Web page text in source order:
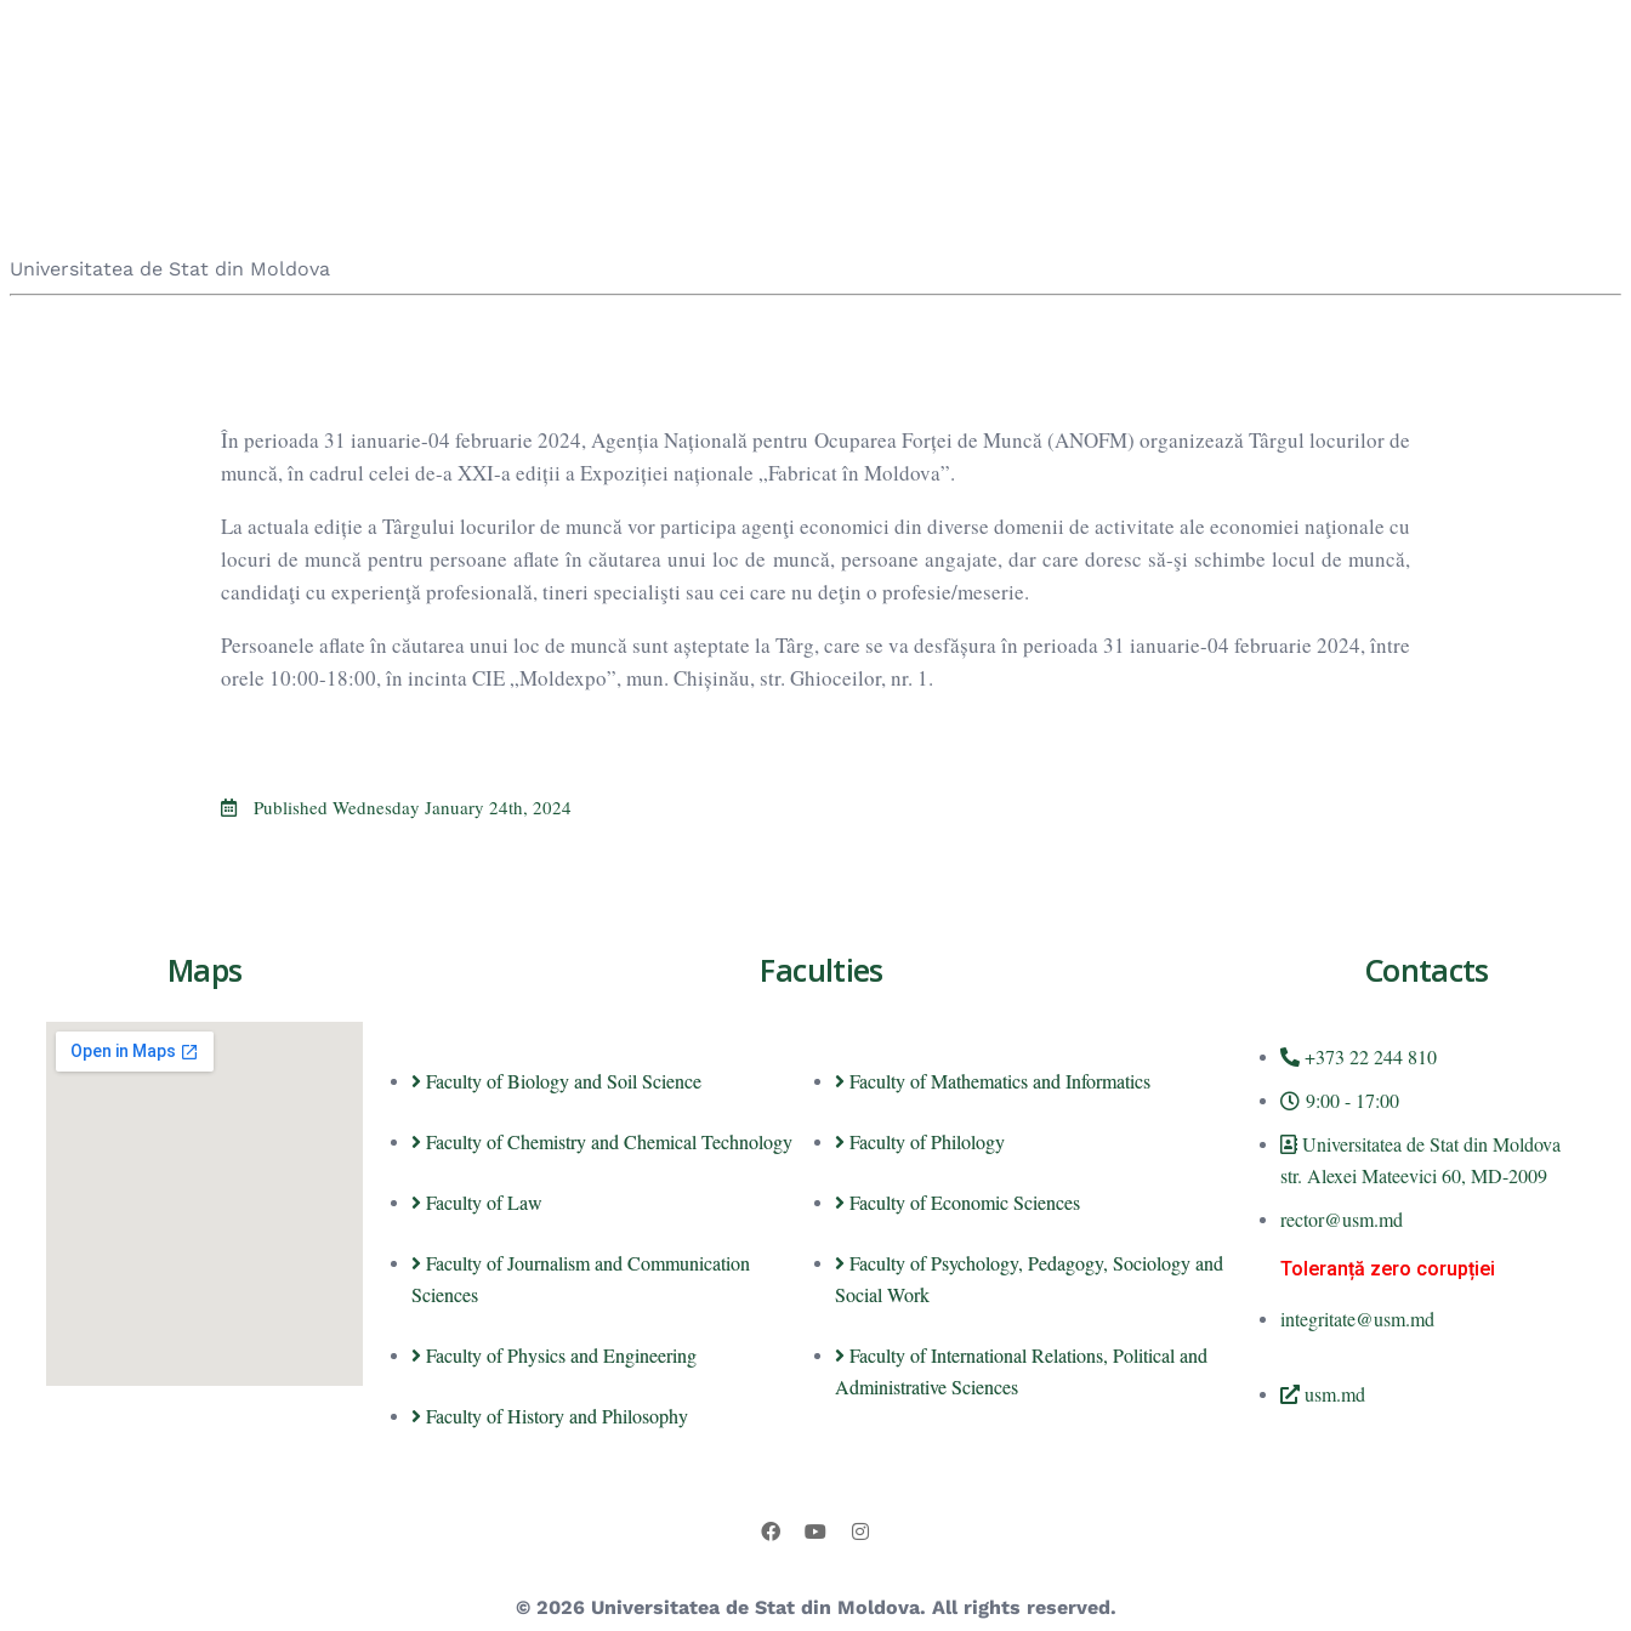
Universitatea de Stat din Moldova
În perioada 31 ianuarie-04 februarie 2024, Agenția Națională pentru Ocuparea Forței de Muncă (ANOFM) organizează Târgul locurilor de
muncă, în cadrul celei de-a XXI-a ediții a Expoziției naționale „Fabricat în Moldova”.
La actuala ediție a Târgului locurilor de muncă vor participa agenţi economici din diverse domenii de activitate ale economiei naţionale cu
locuri de muncă pentru persoane aflate în căutarea unui loc de muncă, persoane angajate, dar care doresc să-şi schimbe locul de muncă,
candidaţi cu experienţă profesională, tineri specialişti sau cei care nu deţin o profesie/meserie.
Persoanele aflate în căutarea unui loc de muncă sunt așteptate la Târg, care se va desfășura în perioada 31 ianuarie-04 februarie 2024, între
orele 10:00-18:00, în incinta CIE „Moldexpo”, mun. Chișinău, str. Ghioceilor, nr. 1.
Published Wednesday January 24th, 2024
Maps Faculties
Faculty of Biology and Soil Science
Faculty of Chemistry and Chemical Technology
Faculty of Law
Faculty of Journalism and Communication
Sciences
Faculty of Physics and Engineering
Faculty of History and Philosophy
Faculty of Mathematics and Informatics
Faculty of Philology
Faculty of Economic Sciences
Faculty of Psychology, Pedagogy, Sociology and
Social Work
Faculty of International Relations, Political and
Administrative Sciences
Contacts
+373 22 244 810
9:00 - 17:00
Universitatea de Stat din Moldova
str. Alexei Mateevici 60, MD-2009
rector@usm.md
Toleranță zero corupției
integritate@usm.md
usm.md
© 2026 Universitatea de Stat din Moldova. All rights reserved.